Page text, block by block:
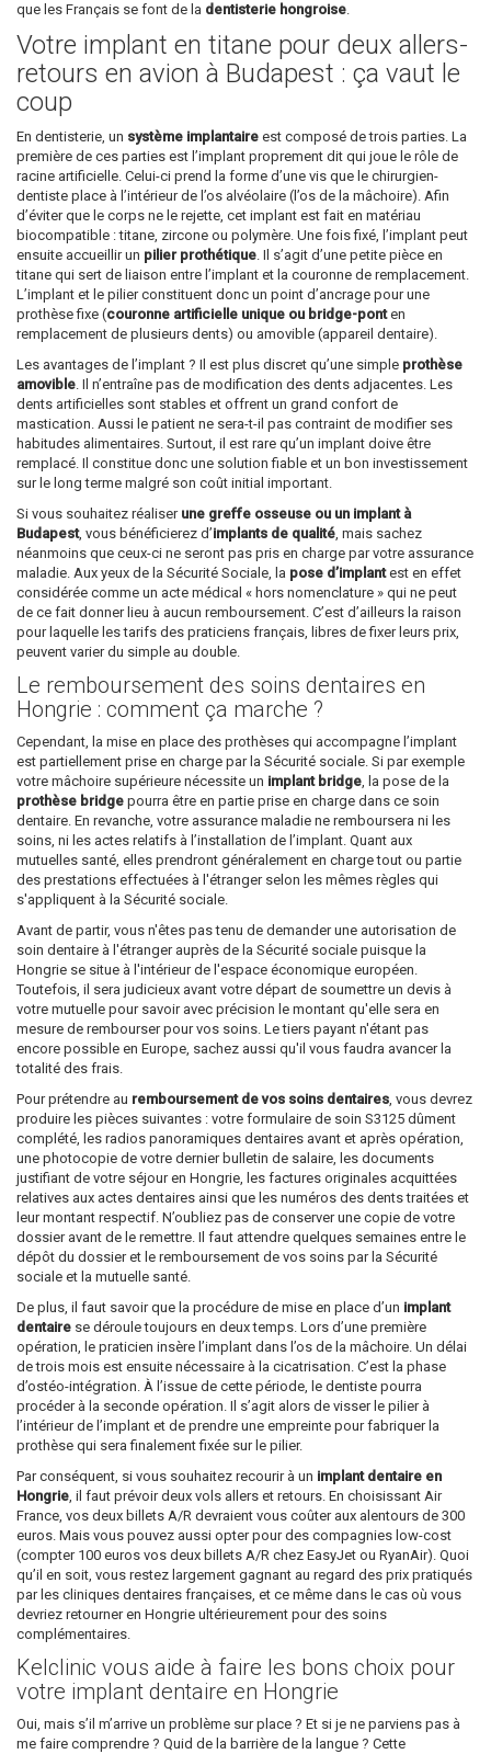
que les Français se font de la dentisterie hongroise.
Votre implant en titane pour deux allers-
retours en avion à Budapest : ça vaut le
coup
En dentisterie, un système implantaire est composé de trois parties. La
première de ces parties est l’implant proprement dit qui joue le rôle de
racine artificielle. Celui-ci prend la forme d’une vis que le chirurgien-
dentiste place à l’intérieur de l’os alvéolaire (l’os de la mâchoire). Afin
d’éviter que le corps ne le rejette, cet implant est fait en matériau
biocompatible : titane, zircone ou polymère. Une fois fixé, l’implant peut
ensuite accueillir un pilier prothétique. Il s’agit d’une petite pièce en
titane qui sert de liaison entre l’implant et la couronne de remplacement.
L’implant et le pilier constituent donc un point d’ancrage pour une
prothèse fixe (couronne artificielle unique ou bridge-ponten
remplacement de plusieurs dents) ou amovible (appareil dentaire).
Les avantages de l’implant ? Il est plus discret qu’une simple prothèse
amovible. Il n’entraîne pas de modification des dents adjacentes. Les
dents artificielles sont stables et offrent un grand confort de
mastication. Aussi le patient ne sera-t-il pas contraint de modifier ses
habitudes alimentaires. Surtout, il est rare qu’un implant doive être
remplacé. Il constitue donc une solution fiable et un bon investissement
sur le long terme malgré son coût initial important.
Si vous souhaitez réaliser une greffe osseuse ou un implant à
Budapest, vous bénéficierez d’implants de qualité, mais sachez
néanmoins que ceux-ci ne seront pas pris en charge par votre assurance
maladie. Aux yeux de la Sécurité Sociale, la pose d’implantest en effet
considérée comme un acte médical « hors nomenclature » qui ne peut
de ce fait donner lieu à aucun remboursement. C’est d’ailleurs la raison
pour laquelle les tarifs des praticiens français, libres de fixer leurs prix,
peuvent varier du simple au double.
Le remboursement des soins dentaires en
Hongrie : comment ça marche ?
Cependant, la mise en place des prothèses qui accompagne l’implant
est partiellement prise en charge par la Sécurité sociale. Si par exemple
votre mâchoire supérieure nécessite un implant bridge, la pose de la
prothèse bridge pourra être en partie prise en charge dans ce soin
dentaire. En revanche, votre assurance maladie ne remboursera ni les
soins, ni les actes relatifs à l’installation de l’implant. Quant aux
mutuelles santé, elles prendront généralement en charge tout ou partie
des prestations effectuées à l'étranger selon les mêmes règles qui
s'appliquent à la Sécurité sociale.
Avant de partir, vous n'êtes pas tenu de demander une autorisation de
soin dentaire à l'étranger auprès de la Sécurité sociale puisque la
Hongrie se situe à l'intérieur de l'espace économique européen.
Toutefois, il sera judicieux avant votre départ de soumettre un devis à
votre mutuelle pour savoir avec précision le montant qu'elle sera en
mesure de rembourser pour vos soins. Le tiers payant n'étant pas
encore possible en Europe, sachez aussi qu'il vous faudra avancer la
totalité des frais.
Pour prétendre au remboursement de vos soins dentaires, vous devrez
produire les pièces suivantes : votre formulaire de soin S3125 dûment
complété, les radios panoramiques dentaires avant et après opération,
une photocopie de votre dernier bulletin de salaire, les documents
justifiant de votre séjour en Hongrie, les factures originales acquittées
relatives aux actes dentaires ainsi que les numéros des dents traitées et
leur montant respectif. N’oubliez pas de conserver une copie de votre
dossier avant de le remettre. Il faut attendre quelques semaines entre le
dépôt du dossier et le remboursement de vos soins par la Sécurité
sociale et la mutuelle santé.
De plus, il faut savoir que la procédure de mise en place d’un implant
dentaire se déroule toujours en deux temps. Lors d’une première
opération, le praticien insère l’implant dans l’os de la mâchoire. Un délai
de trois mois est ensuite nécessaire à la cicatrisation. C’est la phase
d’ostéo-intégration. À l’issue de cette période, le dentiste pourra
procéder à la seconde opération. Il s’agit alors de visser le pilier à
l’intérieur de l’implant et de prendre une empreinte pour fabriquer la
prothèse qui sera finalement fixée sur le pilier.
Par conséquent, si vous souhaitez recourir à un implant dentaire en
Hongrie, il faut prévoir deux vols allers et retours. En choisissant Air
France, vos deux billets A/R devraient vous coûter aux alentours de 300
euros. Mais vous pouvez aussi opter pour des compagnies low-cost
(compter 100 euros vos deux billets A/R chez EasyJet ou RyanAir). Quoi
qu’il en soit, vous restez largement gagnant au regard des prix pratiqués
par les cliniques dentaires françaises, et ce même dans le cas où vous
devriez retourner en Hongrie ultérieurement pour des soins
complémentaires.
Kelclinic vous aide à faire les bons choix pour
votre implant dentaire en Hongrie
Oui, mais s’il m’arrive un problème sur place ? Et si je ne parviens pas à
me faire comprendre ? Quid de la barrière de la langue ? Cette